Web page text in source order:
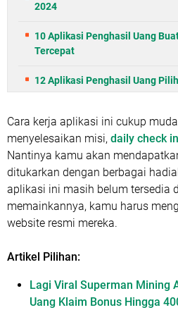
2024
10 Aplikasi Penghasil Uang
Tercepat
12 Aplikasi Penghasil Uang
Cara kerja aplikasi ini cukup
menyelesaikan misi, daily check in
Nantinya kamu akan
ditukarkan dengan berbagai
aplikasi ini masih belum tersedia
memainkannya, kamu harus
website resmi mereka.
Artikel Pilihan:
Lagi Viral Superman Mining
Uang Klaim Bonus Hingga